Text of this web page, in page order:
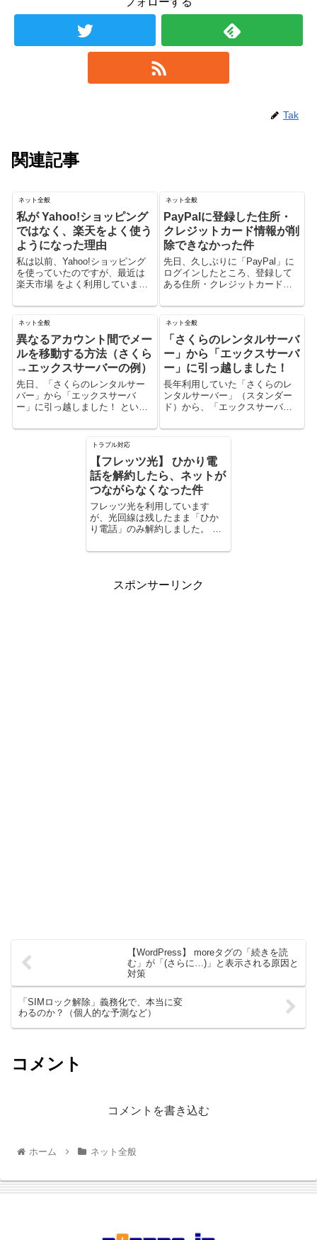
Tak
関連記事
ネット全般
私が Yahoo!ショッピング
ではなく、楽天をよく使う
ようになった理由
私は以前、Yahoo!ショッピング
を使っていたのですが、最近は
楽天市場 をよく利用していま
えてみました。 Yahoo!ショッピ
ングをあまり使わなくなった理
由としては、以前のYahoo!は、
次のよう...
ネット全般
PayPalに登録した住所・
クレジットカード情報が削
除できなかった件
先日、久しぶりに「PayPal」に
ログインしたところ、登録して
ある住所・クレジットカードが
こで、新しい住所とクレジット
カードの登録をしたのです
が、、、 なんと、古い住所・ク
レジットカードの削除ができ...
ネット全般
異なるアカウント間でメー
ルを移動する方法（さくら
→エックスサーバーの例）
先日、「さくらのレンタルサー
バー」から「エックスサーバ
ー」に引っ越しました！ という
サーバーにあるメールをエック
スサーバーのメールアカウント
いて書いておきたいと思いま
ネット全般
「さくらのレンタルサーバ
ー」から「エックスサーバ
ー」に引っ越しました！
長年利用していた「さくらのレ
ンタルサーバー」（スタンダー
ド）から、「エックスサーバ
た。 とりあえず、さくらのドメ
インのままで「さくらのドメイ
いう形にしています。 ドメイ
ン...
トラブル対応
【フレッツ光】 ひかり電
話を解約したら、ネットが
つながらなくなった件
フレッツ光を利用しています
が、光回線は残したまま「ひか
り電話」のみ解約しました。 電
ターネットにつながらなくなり
スポンサーリンク
【WordPress】 moreタグの「続きを読
む」が「(さらに…)」と表示される原因と
対策
「SIMロック解除」義務化で、本当に変
わるのか？（個人的な予測など）
コメント
コメントを書き込む
ホーム ネット全般